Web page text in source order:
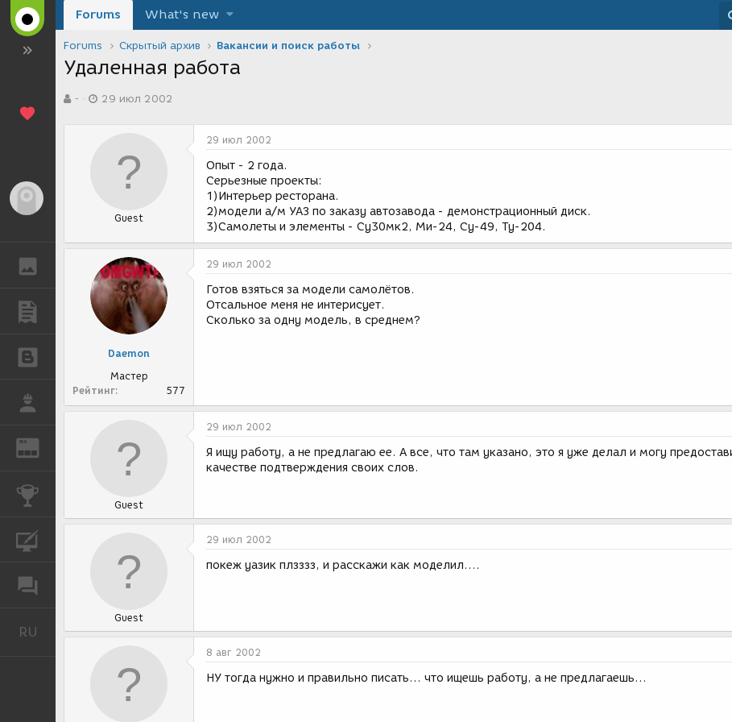
ГАЛЕРЕЯ
ПУБЛИКАЦИИ
REN
RU Русский
Forums What's new
Forums Скрытый архив Вакансии и поиск работы
Удаленная работа
в-
а
29 июл 2002
Guest
29 июл 2002
Опыт - 2 года.
Серьезные проекты:
1)Интерьер ресторана.
2)модели а/м УАЗ по заказу автозавода - демонстрационный диск.
3)Самолеты и элементы - Су30мк2, Ми-24, Су-49, Ту-204.
Daemon
Мастер
Рейтинг
577
29 июл 2002
Готов взяться за модели самолётов.
Отсальное меня не интерисует.
Сколько за одну модель, в среднем?
Guest
29 июл 2002
Я ищу работу, а не предлагаю ее. А все, что там указано, это я уже делал и могу
качестве подтверждения своих слов.
Guest
29 июл 2002
покеж уазик плзззз, и расскажи как моделил....
8 авг 2002
НУ тогда нужно и правильно писать... что ищешь работу, а не предлагаешь...